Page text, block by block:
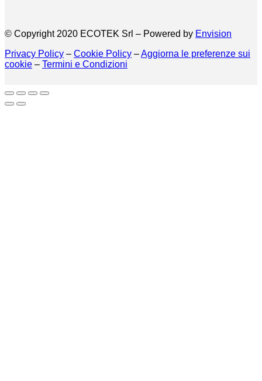
© Copyright 2020 ECOTEK Srl – Powered by Envision
Privacy Policy – Cookie Policy –Aggiorna le preferenze sui
cookie – Termini e Condizioni